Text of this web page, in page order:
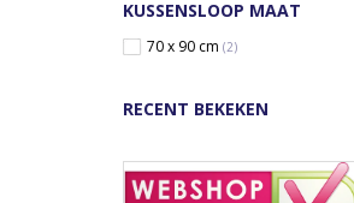
KUSSENSLOOP MAAT
70 x 90 cm (2)
RECENT BEKEKEN